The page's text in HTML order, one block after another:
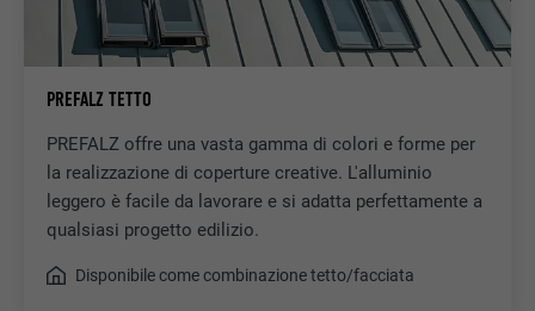
PREFALZ TETTO
PREFALZ offre una vasta gamma di colori e forme per
la realizzazione di coperture creative. L'alluminio
leggero è facile da lavorare e si adatta perfettamente a
qualsiasi progetto edilizio.
Disponibile come combinazione tetto/facciata